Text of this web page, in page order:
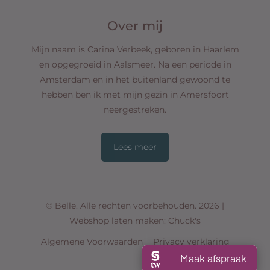
Over mij
Mijn naam is Carina Verbeek, geboren in Haarlem
en opgegroeid in Aalsmeer. Na een periode in
Amsterdam en in het buitenland gewoond te
hebben ben ik met mijn gezin in Amersfoort
neergestreken.
Lees meer
© Belle. Alle rechten voorbehouden. 2026 |
Webshop laten maken: Chuck's
Algemene Voorwaarden
Privacy verklaring